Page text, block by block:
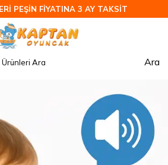
PEŞİN FİYATINA 3 AY TAKSİT
Ara